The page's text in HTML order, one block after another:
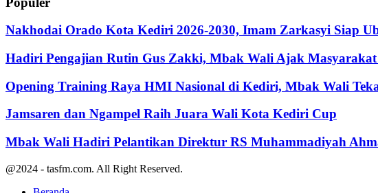
Nakhodai Orado Kota Kediri 2026-2030, Imam Zarkasyi Siap
Hadiri Pengajian Rutin Gus Zakki, Mbak Wali Ajak
Opening Training Raya HMI Nasional di Kediri, Mbak Wali
Jamsaren dan Ngampel Raih Juara Wali Kota Kediri Cup
Mbak Wali Hadiri Pelantikan Direktur RS Muhammadiyah
@2024 - tasfm.com. All Right Reserved.